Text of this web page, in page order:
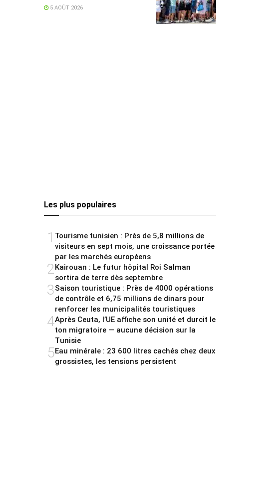
6,75 millions de dinars pour
5 AOÛT 2026
Les plus populaires
1 Tourisme tunisien : Près de 5,8 millions de
visiteurs en sept mois, une croissance portée
par les marchés européens
2Kairouan : Le futur hôpital Roi Salman
sortira de terre dès septembre
3Saison touristique : Près de 4000 opérations
de contrôle et 6,75 millions de dinars pour
renforcer les municipalités touristiques
4Après Ceuta, l’UE affiche son unité et durcit le
ton migratoire — aucune décision sur la
Tunisie
5Eau minérale : 23 600 litres cachés chez deux
grossistes, les tensions persistent